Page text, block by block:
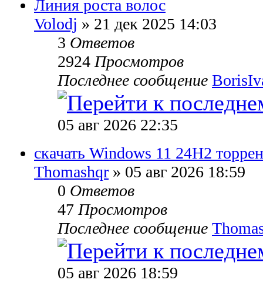
Линия роста волос
Volodj » 21 дек 2025 14:03
3 Ответов
2924Просмотров
Последнее сообщение
05 авг 2026 22:35
скачать Windows 11 24H2
Thomashqr » 05 авг 2026 18:59
0 Ответов
47Просмотров
Последнее сообщение
05 авг 2026 18:59